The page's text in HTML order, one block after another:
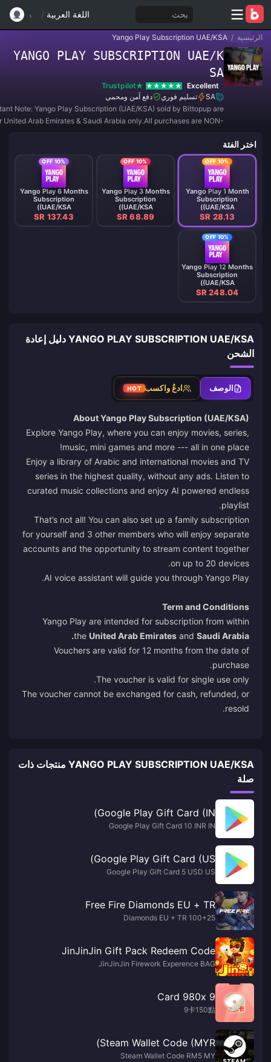
بحث اللغة العربية /
الرئيسية /
Yango Play Subscription UAE/KSA
YANGO PLAY SUBSCRIPTION UAE/K
SA
Excellent
Trustpilot
SA
تسليم فوري
دفع آمن ومحمي
Note: Yango Play Subscription (UAE/KSA) sold by Bittopup are
United Arab Emirates & Saudi Arabia only.All purchases are NON-
اختر الفئة
10% OFF
Yango Play 1 Month
Subscription
(UAE/KSA)
SR 28.13
10% OFF
Yango Play 3 Months
Subscription
(UAE/KSA)
SR 68.89
10% OFF
Yango Play 6 Months
Subscription
(UAE/KSA)
SR 137.43
10% OFF
Yango Play 12 Months
Subscription
(UAE/KSA)
SR 248.04
YANGO PLAY SUBSCRIPTION UAE/KSA دليل إعادة
الشحن
الوصف ادعُ واكسب HOT
About Yango Play Subscription (UAE/KSA)
Explore Yango Play, where you can enjoy movies, series,
music, mini games and more --- all in one place!
Enjoy a library of Arabic and international movies and TV
series in the highest quality, without any ads. Listen to
curated music collections and enjoy AI powered endless
playlist.
That’s not all! You can also set up a family subscription
for yourself and 3 other members who will enjoy separate
accounts and the opportunity to stream content together
on up to 20 devices.
AI voice assistant will guide you through Yango Play.
Term and Conditions
Yango Play are intended for subscription from within
the United Arab Emirates and Saudi Arabia.
Vouchers are valid for 12 months from the date of
purchase.
The voucher is valid for single use only.
The voucher cannot be exchanged for cash, refunded, or
resold.
YANGO PLAY SUBSCRIPTION UAE/KSA منتجات ذات
صلة
Google Play Gift Card (IN)
Google Play Gift Card 10 INR IN
Google Play Gift Card (US)
Google Play Gift Card 5 USD US
Free Fire Diamonds EU + TR
100+25 Diamonds EU + TR
JinJinJin Gift Pack Redeem Code
JinJinJin Firework Experence BAG
9 Card 980x
9卡150點
Steam Wallet Code (MYR)
Steam Wallet Code RM5 MY